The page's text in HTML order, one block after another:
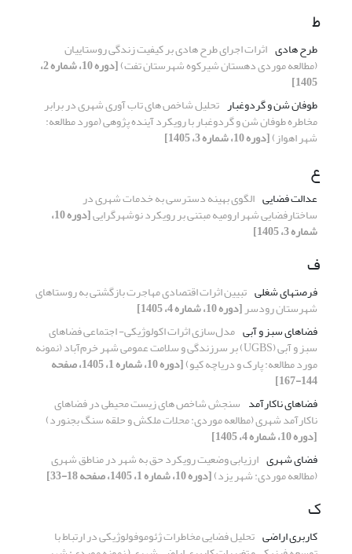
ط
طرح هادی اثرات اجرای طرح هادی بر کیفیت زندگی روستاییان
(مطالعه موردی دهستان شیرکوه شهرستان تفت) [دوره 10، شماره 2،
1405]
طوفان شن و گردوغبار تحلیل شاخص های تاب آوری شهری در برابر
مخاطره طوفان شن و گردوغبار با رویکرد آینده پژوهی (مورد مطالعه:
شهر اهواز)[دوره 10، شماره 3، 1405]
ع
عدالت فضایی الگوی بهینه دسترسی به خدمات شهری در
ساختارفضایی شهر ارومیه مبتنی بر رویکرد نوشهرگرایی [دوره 10،
شماره 3، 1405]
ف
فرصتهای شغلی تبیین اثرات اقتصادی مهاجرت بازگشتی به روستاهای
شهرستان رودسر[دوره 10، شماره 4، 1405]
فضاهای سبز و آبی مدل‌سازی اثرات اکولوژیکی- اجتماعی فضاهای
سبز و آبی (UGBS) بر سرزندگی و سلامت عمومی شهر خرم‌آباد (نمونه
مورد مطالعه: پارک و دریاچه کیو) [دوره 10، شماره 1، 1405، صفحه
144-167]
فضاهای ناکارآمد سنجش شاخص های زیست محیطی در فضاهای
ناکارآمد شهری (مطالعه موردی: محلات ملکش و حلقه سنگ بجنورد)
[دوره 10، شماره 4، 1405]
فضای شهری ارزیابی وضعیت رویکرد حق به شهر در مناطق شهری
(مطالعه موردی: شهر یزد)[دوره 10، شماره 1، 1405، صفحه 18-33]
ک
کاربری اراضی تحلیل فضایی مخاطرات ژئوموفولوژیکی در ارتباط با